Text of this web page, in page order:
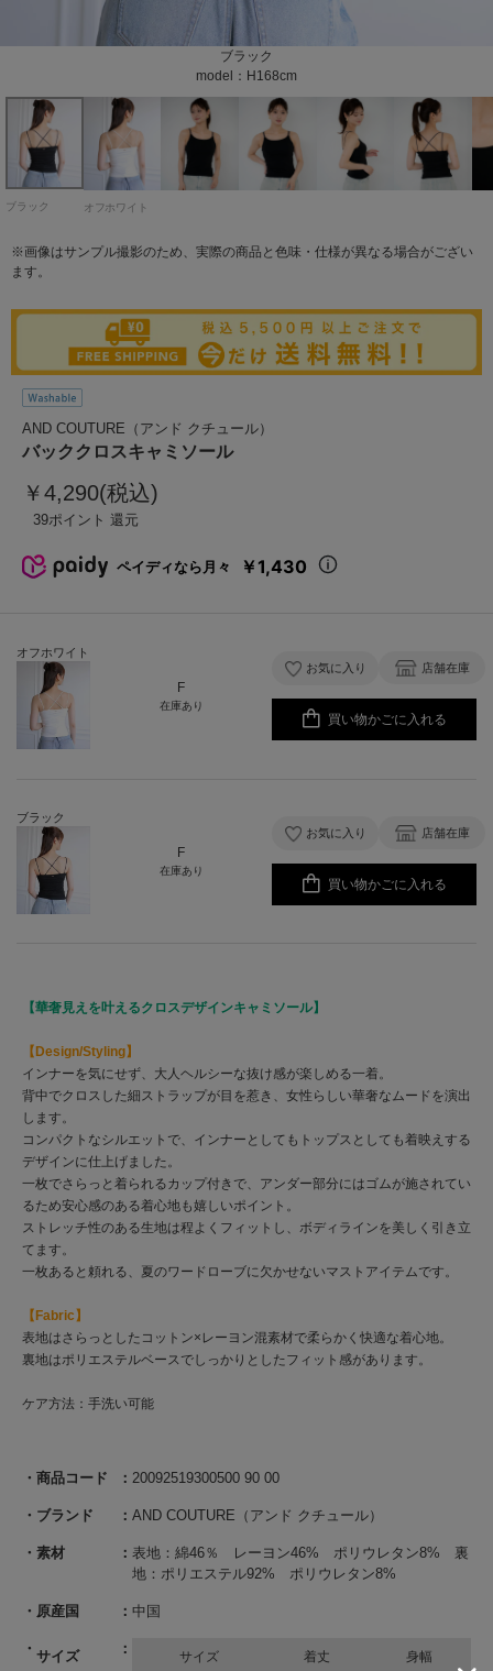
ブラック
model：H168cm
オフホワイト
model：H168cm
model：H168cm color：ブラック
model：H168cm color：ブラック
model：H168cm color：ブラック
model：H168cm color：ブラック
color：ブラック
color：ブラック
model：H168cm color：ホワイト
model：H168cm color：ホワイト
model：H168cm color：ホワイト
model：H168cm color：ホワイト
color：ホワイト
model：H168cm color：ホワイト
ブラック オフホワイト
※画像はサンプル撮影のため、実際の商品と色味・仕様が異なる場合がござい
ます。
AND COUTURE（アンド クチュール）
バッククロスキャミソール
￥4,290(税込)
商品コード 20092519300500 90 00
ブランド AND COUTURE（アンド クチュール）
39
素材
表地：綿46％ レーヨン46% ポリウレタン8% 裏
地：ポリエステル92% ポリウレタン8%
原産国 中国
サイズ サイズ 着丈 身幅
オフホワイト
F
在庫あり
お気に入り 店舗在庫
買い物かごに入れる
ブラック
F
在庫あり
お気に入り 店舗在庫
買い物かごに入れる
ペイディなら月々 ￥1,430
【華奢見えを叶えるクロスデザインキャミソール】
【Design/Styling】
インナーを気にせず、大人ヘルシーな抜け感が楽しめる一着。
背中でクロスした細ストラップが目を惹き、女性らしい華奢なムードを演出
します。
コンパクトなシルエットで、インナーとしてもトップスとしても着映えする
デザインに仕上げました。
一枚でさらっと着られるカップ付きで、アンダー部分にはゴムが施されてい
るため安心感のある着心地も嬉しいポイント。
ストレッチ性のある生地は程よくフィットし、ボディラインを美しく引き立
てます。
一枚あると頼れる、夏のワードローブに欠かせないマストアイテムです。
【Fabric】
表地はさらっとしたコットン×レーヨン混素材で柔らかく快適な着心地。
裏地はポリエステルベースでしっかりとしたフィット感があります。
ケア方法：手洗い可能